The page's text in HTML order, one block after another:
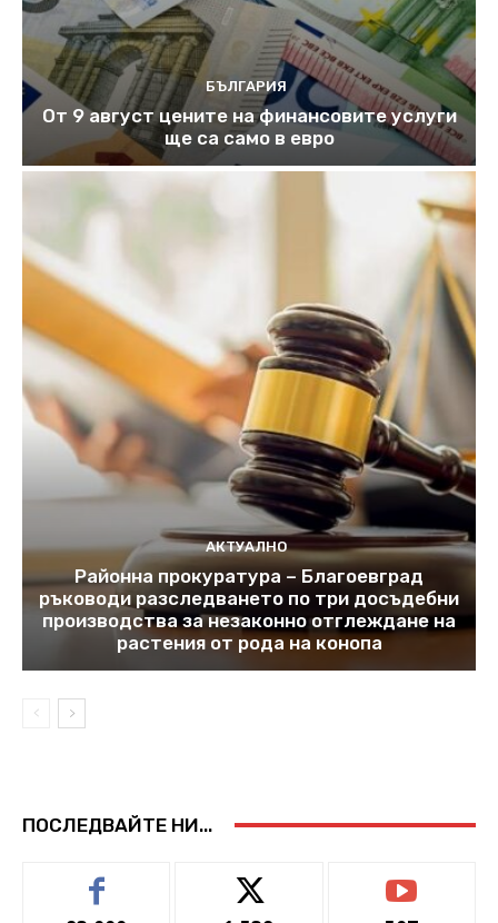
БЪЛГАРИЯ
От 9 август цените на финансовите услуги
ще са само в евро
АКТУАЛНО
Районна прокуратура – Благоевград
ръководи разследването по три досъдебни
производства за незаконно отглеждане на
растения от рода на конопа
ПОСЛЕДВАЙТЕ НИ...